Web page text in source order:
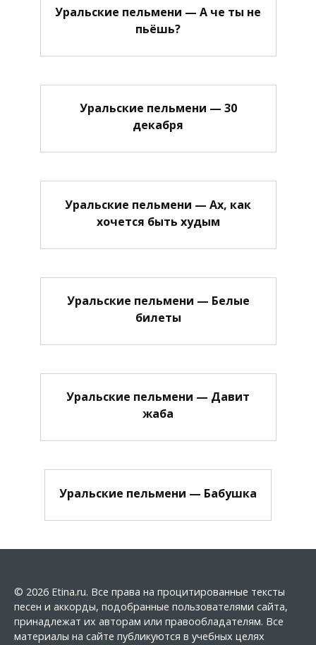
Уральские пельмени — А че ты не
пьёшь?
Уральские пельмени — 30
декабря
Уральские пельмени — Ах, как
хочется быть худым
Уральские пельмени — Белые
билеты
Уральские пельмени — Давит
жаба
Уральские пельмени — Бабушка
© 2026 Etina.ru. Все права на процитированные тексты
песен и аккорды, подобранные пользователями сайта,
принадлежат их авторам или правообладателям. Все
материалы на сайте публикуются в учебных целях